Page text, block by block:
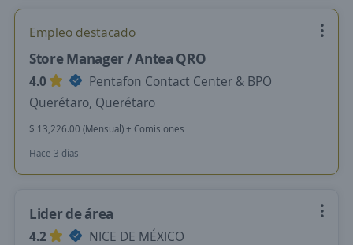
Empleo destacado
Store Manager / Antea QRO
4.0
Pentafon Contact Center & BPO
Querétaro, Querétaro
$ 13,226.00 (Mensual) + Comisiones
Hace 3 días
Lider de área
4.2 NICE DE MÉXICO